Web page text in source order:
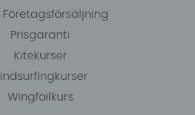
Företagsförsäljning
Prisgaranti
Kitekurser
Wingfoilkurs